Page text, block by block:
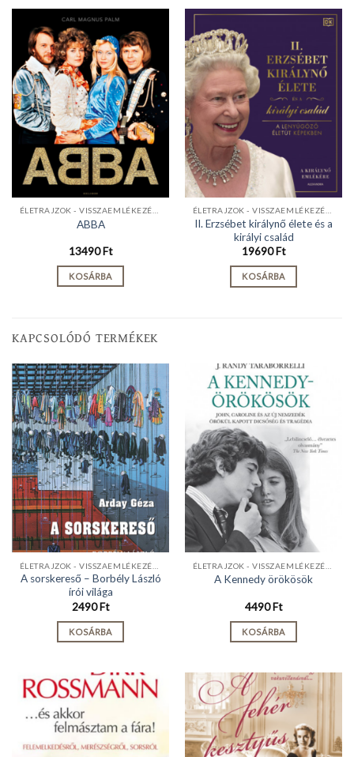
ABBA
13490Ft
KOSÁRBA
II. Erzsébet királynő élete és a
királyi család
19690Ft
KOSÁRBA
KAPCSOLÓDÓ TERMÉKEK
A sorskereső – Borbély László
írói világa
2490Ft
KOSÁRBA
A Kennedy örökösök
4490Ft
KOSÁRBA